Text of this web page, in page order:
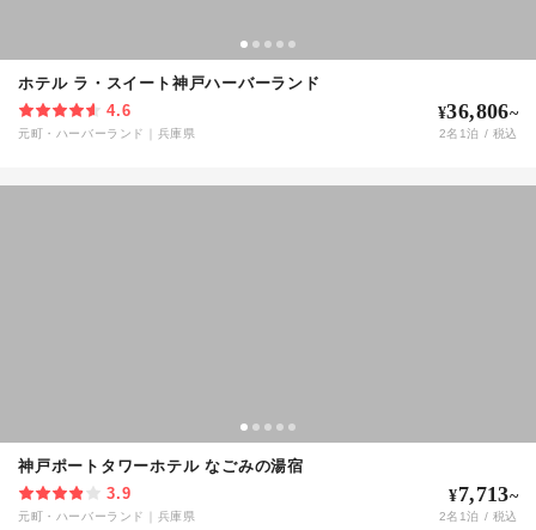
ホテル ラ・スイート神戸ハーバーランド
4.6
元町・ハーバーランド 兵庫県
¥36,806~
2名 1泊 / 税込
神戸ポートタワーホテル なごみの湯宿
3.9
元町・ハーバーランド 兵庫県
¥7,713~
2名 1泊 / 税込